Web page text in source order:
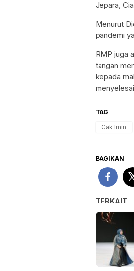
Jepara,
Menurut
pandemi
RMP juga
tangan
kepada
TAG
Cak Imin
BAGIKAN
TERKAIT